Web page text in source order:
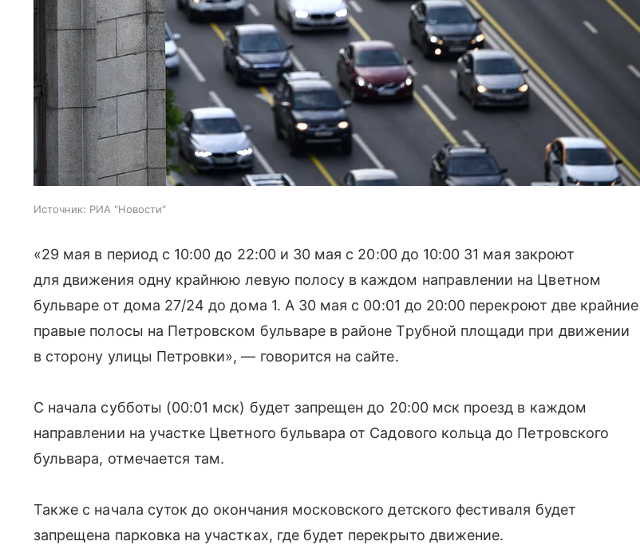
Источник: РИА "Новости"
«29 мая в период с 10:00 до 22:00 и 30 мая с 20:00 до 10:00 31 мая закроют
для движения одну крайнюю левую полосу в каждом направлении на Цветном
бульваре от дома 27/24 до дома 1. А 30 мая с 00:01 до 20:00 перекроют две крайние
правые полосы на Петровском бульваре в районе Трубной площади при движении
в сторону улицы Петровки», — говорится на сайте.
С начала субботы (00:01 мск) будет запрещен до 20:00 мск проезд в каждом
направлении на участке Цветного бульвара от Садового кольца до Петровского
бульвара, отмечается там.
Также с начала суток до окончания московского детского фестиваля будет
запрещена парковка на участках, где будет перекрыто движение.